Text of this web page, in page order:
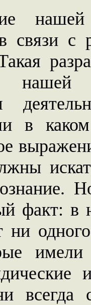
в связи с
нашей
в каком
факт: в
всегда